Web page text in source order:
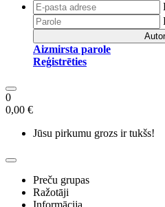
Aizmirsta parole
Reģistrēties
0
0,00 €
Jūsu pirkumu grozs ir tukšs!
Preču grupas
Ražotāji
Informācija